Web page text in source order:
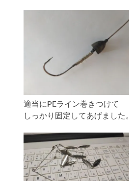
適当にPEライン巻きつけて
しっかり固定してあげました。